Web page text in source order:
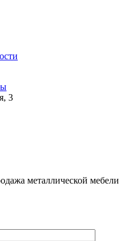
3
металлической мебели